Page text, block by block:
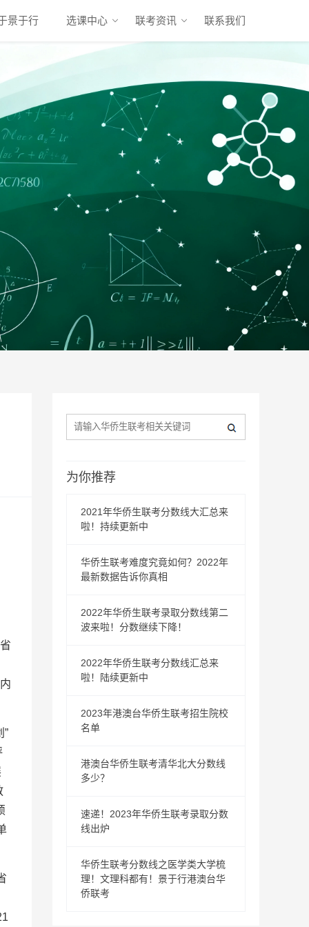
景于行 选课中心 联考资讯 联系我们
”
为你推荐
2021年华侨生联考分数线大汇总来
啦！持续更新中
华侨生联考难度究竟如何？2022年
最新数据告诉你真相
2022年华侨生联考录取分数线第二
波来啦！分数继续下降！
2022年华侨生联考分数线汇总来
啦！陆续更新中
2023年港澳台华侨生联考招生院校
名单
港澳台华侨生联考清华北大分数线
多少？
速递！2023年华侨生联考录取分数
线出炉
华侨生联考分数线之医学类大学梳
理！文理科都有！景于行港澳台华
侨联考